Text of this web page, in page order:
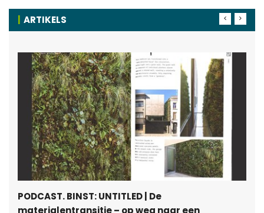
ARTIKELS
PODCAST. BINST: UNTITLED | De
materialentransitie – op weg naar een